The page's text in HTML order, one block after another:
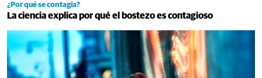
¿Por qué se contagia?
La ciencia explica por qué el bostezo es contagioso